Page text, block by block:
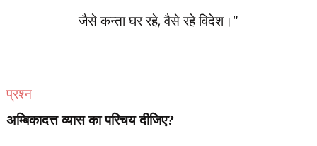
जैसे कन्ता घर रहे,वैसे रहे विदेश।"
प्रश्न
अम्बिकादत्त व्यास का परिचय दीजिए?